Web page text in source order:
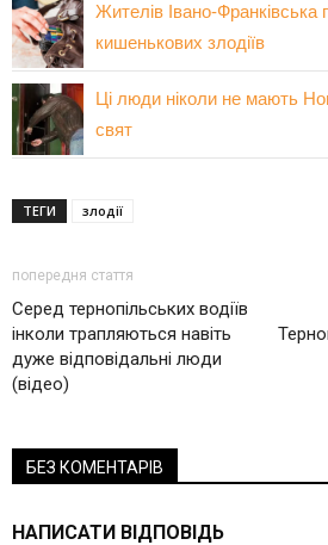
Жителів Івано-
кишенькових злодіїв
Ці люди ніколи не мають
свят
ТЕГИ злодії
попередня стаття
Серед тернопільських водіїв
інколи трапляються навіть
дуже відповідальні люди
(відео)
БЕЗ КОМЕНТАРІВ
НАПИСАТИ ВІДПОВІДЬ